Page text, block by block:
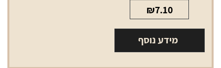
₪7.10
מידע נוסף